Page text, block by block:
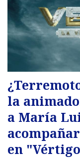
la
a María
en